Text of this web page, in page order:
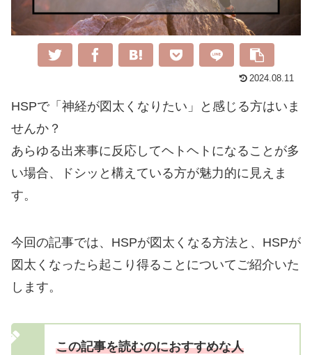
2024.08.11
HSPで「神経が図太くなりたい」と感じる方はいま
せんか？
あらゆる出来事に反応してヘトヘトになることが多
い場合、ドシッと構えている方が魅力的に見えま
す。
今回の記事では、HSPが図太くなる方法と、HSPが
図太くなったら起こり得ることについてご紹介いた
します。
この記事を読むのにおすすめな人